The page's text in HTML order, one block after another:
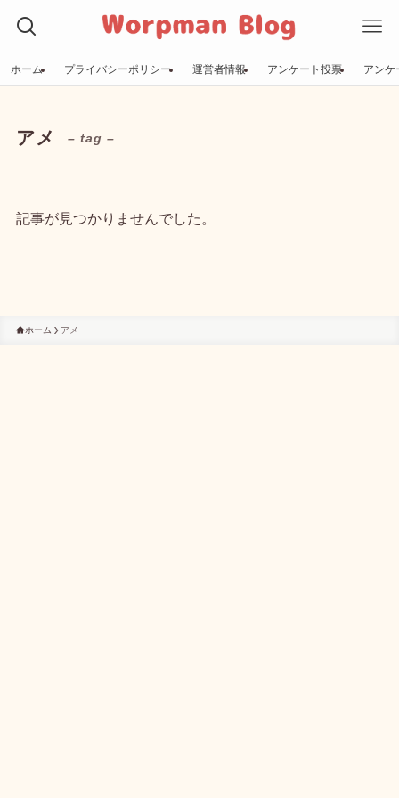
ホーム プライバシーポリシー 運営者情報 アンケート投票 アンケ
アメ – tag –
記事が見つかりませんでした。
ホーム アメ